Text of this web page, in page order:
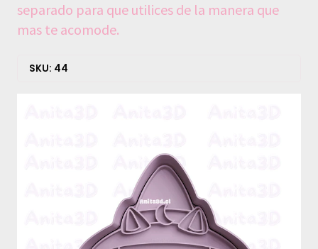
separado para que utilices de la manera que
mas te acomode.
SKU: 44